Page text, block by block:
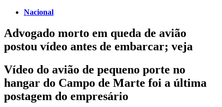
Nacional
Advogado morto em queda de avião
postou vídeo antes de embarcar; veja
Vídeo do avião de pequeno porte no
hangar do Campo de Marte foi a última
postagem do empresário